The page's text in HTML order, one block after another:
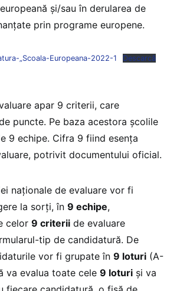
și/sau în derularea de
prin programe europene.
„Scoala-Europeana-2022-1
Descarcă
apar 9 criterii, care
puncte. Pe baza acestora școlile
9 echipe. Cifra 9 fiind esența
potrivit documentului oficial.
naționale de evaluare vor fi
la sorți, în 9 echipe,
celor 9 criterii de evaluare
tip de candidatură. De
vor fi grupate în 9 loturi (A-
va evalua toate cele 9 loturi și va